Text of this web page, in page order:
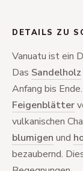
DETAILS ZU
Vanuatu ist ein
Das Sandelholz
Anfang bis
Feigenblätter
vulkanischen
blumigen und
bezaubernd.